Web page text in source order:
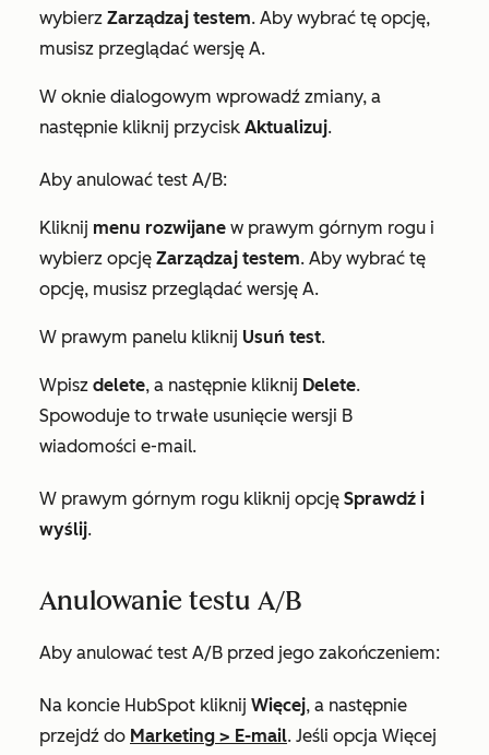
wybierz Zarządzaj testem. Aby wybrać tę opcję,
musisz przeglądać wersję A.
W oknie dialogowym wprowadź zmiany, a
następnie kliknij przycisk Aktualizuj.
Aby anulować test A/B:
Kliknij menu rozwijane w prawym górnym rogu i
wybierz opcję Zarządzaj testem. Aby wybrać tę
opcję, musisz przeglądać wersję A.
W prawym panelu kliknij Usuń test.
Wpisz delete, a następnie kliknij Delete.
Spowoduje to trwałe usunięcie wersji B
wiadomości e-mail.
W prawym górnym rogu kliknij opcję Sprawdź i
wyślij.
Anulowanie testu A/B
Aby anulować test A/B przed jego zakończeniem:
Na koncie HubSpot kliknij Więcej, a następnie
przejdź do Marketing > E-mail. Jeśli opcja Więcej